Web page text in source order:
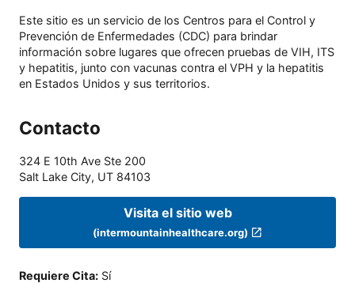
Este sitio es un servicio de los Centros para el Control y
Prevención de Enfermedades (CDC) para brindar
información sobre lugares que ofrecen pruebas de VIH, ITS
y hepatitis, junto con vacunas contra el VPH y la hepatitis
en Estados Unidos y sus territorios.
Contacto
324 E 10th Ave Ste 200
Salt Lake City, UT 84103
Visita el sitio web
(intermountainhealthcare.org)
Requiere Cita: Sí